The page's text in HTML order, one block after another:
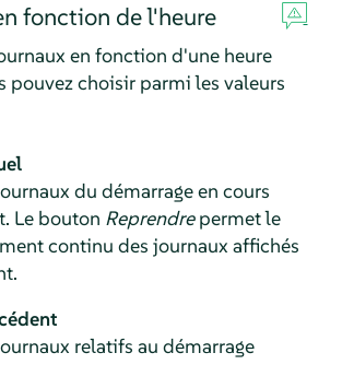
fonction de l'heure
en fonction d'une heure
pouvez choisir parmi les valeurs
du démarrage en cours
Le bouton Reprendrepermet le
continu des journaux affichés
relatifs au démarrage